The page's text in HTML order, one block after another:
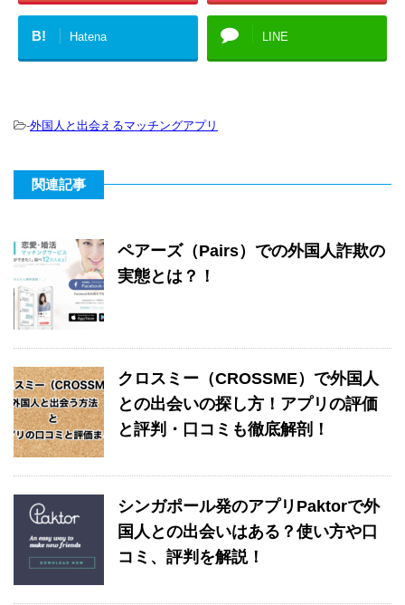
B! Hatena LINE
-外国人と出会えるマッチングアプリ
関連記事
ペアーズ（Pairs）での外国人詐欺の
実態とは？！
クロスミー（CROSSME）で外国人
との出会いの探し方！アプリの評価
と評判・口コミも徹底解剖！
シンガポール発のアプリPaktorで外
国人との出会いはある？使い方や口
コミ、評判を解説！